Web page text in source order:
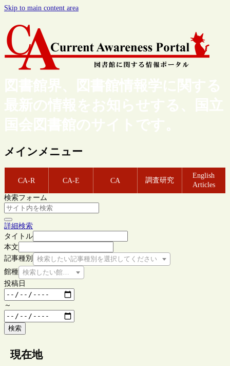
Skip to main content area
図書館界、図書館情報学に関する
最新の情報をお知らせする、国立
国会図書館のサイトです。
メインメニュー
CA-R CA-E CA 調査研究
English
Articles
検索フォーム
詳細検索
タイトル
本文
記事種別
検索したい記事種別を選択してください
館種 検索したい館種を選択してください
投稿日
～
検索
現在地